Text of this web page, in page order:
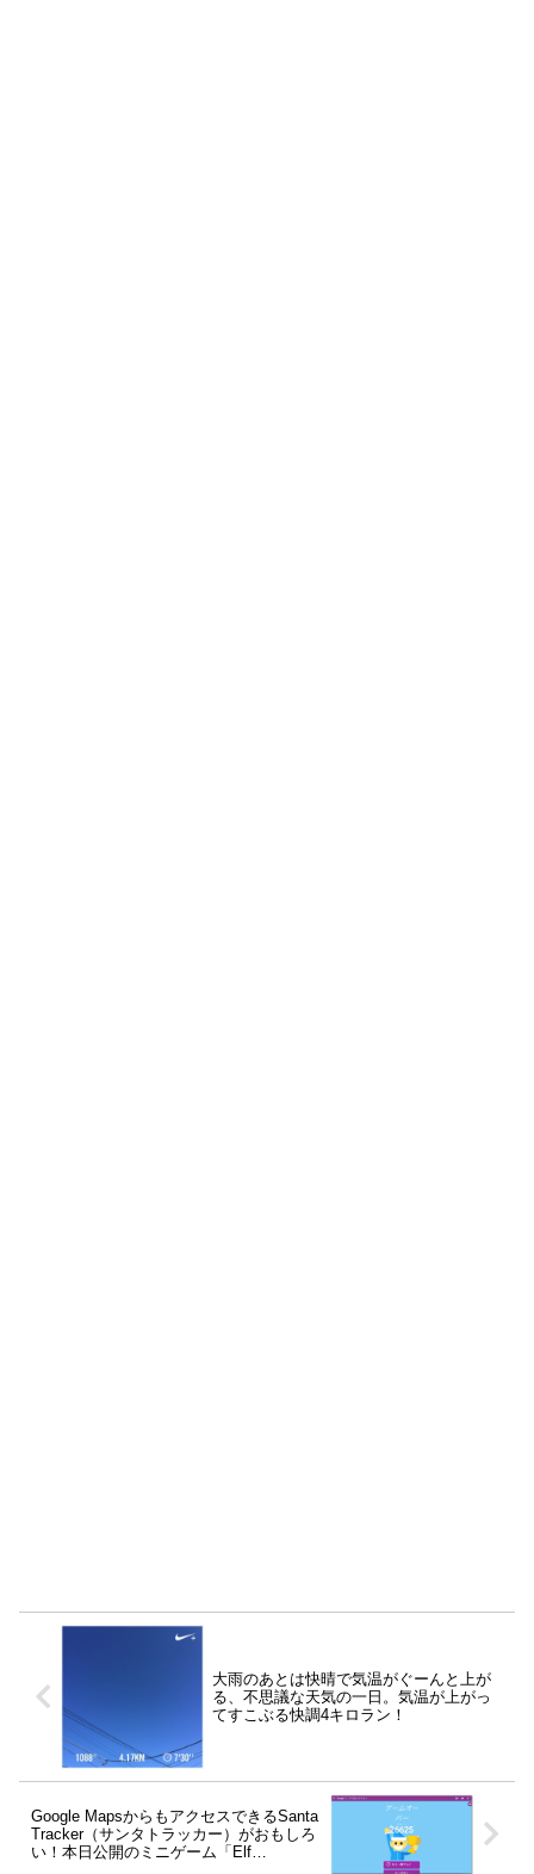
大雨のあとは快晴で気温がぐーんと上が
る、不思議な天気の一日。気温が上がっ
てすこぶる快調4キロラン！
Google MapsからもアクセスできるSanta
Tracker（サンタトラッカー）がおもしろ
い！本日公開のミニゲーム「Elf